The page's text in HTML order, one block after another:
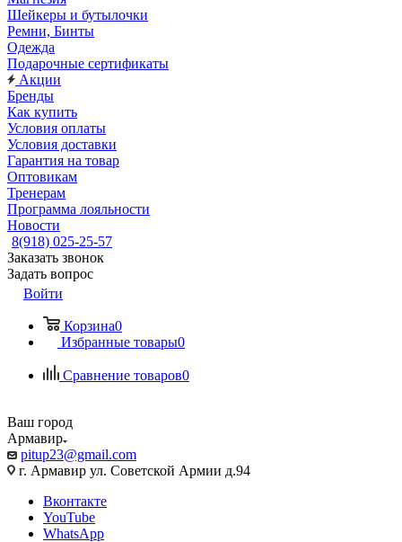
Шейкеры и бутылочки
Ремни, Бинты
Одежда
Подарочные сертификаты
Акции
Бренды
Как купить
Условия оплаты
Условия доставки
Гарантия на товар
Оптовикам
Тренерам
Программа лояльности
Новости
8(918) 025-25-57
Заказать звонок
Задать вопрос
Войти
Корзина0
Избранные товары0
Сравнение товаров0
Ваш город
Армавир
pitup23@gmail.com
г. Армавир ул. Советской Армии д.94
Вконтакте
YouTube
WhatsApp